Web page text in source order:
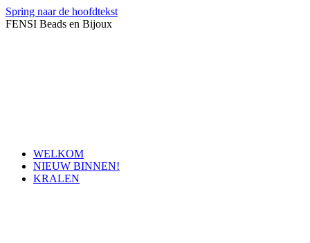
Spring naar de hoofdtekst
FENSI Beads en Bijoux
WELKOM
NIEUW BINNEN!
KRALEN